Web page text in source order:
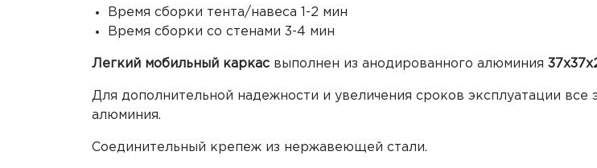
Время сборки тента/навеса 1-2 мин
Время сборки со стенами 3-4 мин
Легкий мобильный каркас выполнен из анодированного алюминия
Для дополнительной надежности и увеличения сроков эксплуатации
алюминия.
Соединительный крепеж из нержавеющей стали.